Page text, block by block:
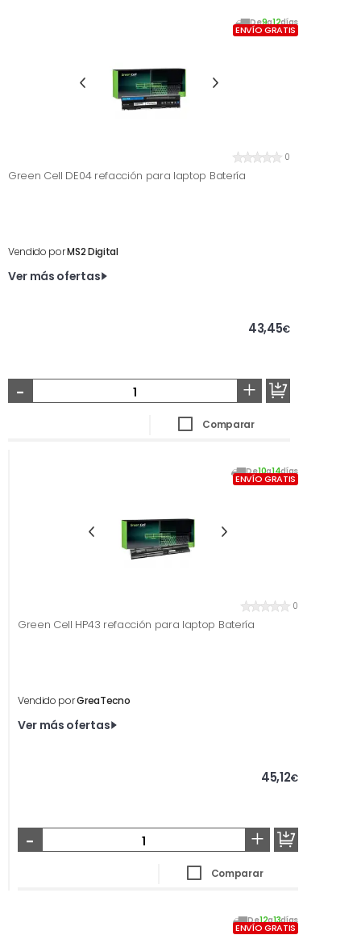
De9a12días
ENVÍO GRATIS
0
Green Cell DE04 refacción para laptop Batería
Vendido porMS2 Digital
Ver más ofertas
43,45€
- +
Comparar
De10a14días
ENVÍO GRATIS
0
Green Cell HP43 refacción para laptop Batería
Vendido porGreaTecno
Ver más ofertas
45,12€
- +
Comparar
De12a13días
ENVÍO GRATIS